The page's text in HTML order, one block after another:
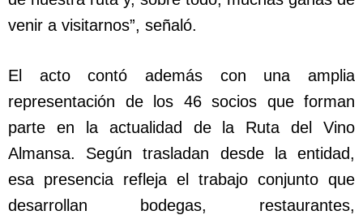
venir a visitarnos”, señaló.
El acto contó además con una amplia
representación de los 46 socios que forman
parte en la actualidad de la Ruta del Vino
Almansa. Según trasladan desde la entidad,
esa presencia refleja el trabajo conjunto que
desarrollan bodegas, restaurantes,